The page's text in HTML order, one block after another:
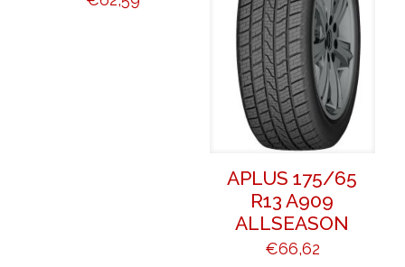
APLUS 175/65
R13 A909
ALLSEASON
€66,62